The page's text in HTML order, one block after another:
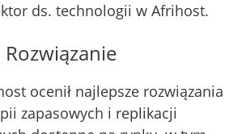
ds. technologii w Afrihost.
Rozwiązanie
ocenił najlepsze rozwiązania
zapasowych i replikacji